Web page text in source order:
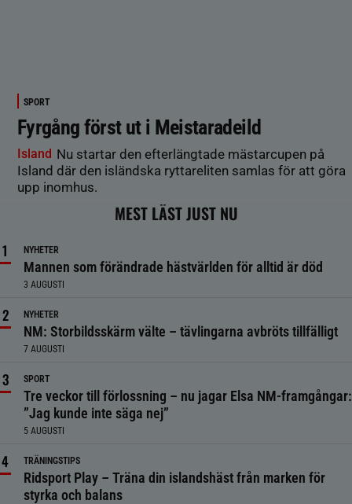
SPORT
Fyrgång först ut i Meistaradeild
Island Nu startar den efterlängtade mästarcupen på
Island där den isländska ryttareliten samlas för att göra
upp inomhus.
MEST LÄST JUST NU
NYHETER
Mannen som förändrade hästvärlden för alltid är död
3 AUGUSTI
NYHETER
NM: Storbildsskärm välte – tävlingarna avbröts tillfälligt
7 AUGUSTI
SPORT
Tre veckor till förlossning – nu jagar Elsa NM-framgångar:
”Jag kunde inte säga nej”
5 AUGUSTI
TRÄNINGSTIPS
Ridsport Play – Träna din islandshäst från marken för
styrka och balans